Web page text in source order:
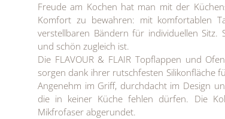
Freude am Kochen hat man mit der
Komfort zu bewahren: mit komfortablen
verstellbaren Bändern für individuellen Sitz.
und schön zugleich ist.
Die FLAVOUR & FLAIR Topflappen und
sorgen dank ihrer rutschfesten Silikonfläche
Angenehm im Griff, durchdacht im Design
die in keiner Küche fehlen dürfen. Die
Mikfrofaser abgerundet.